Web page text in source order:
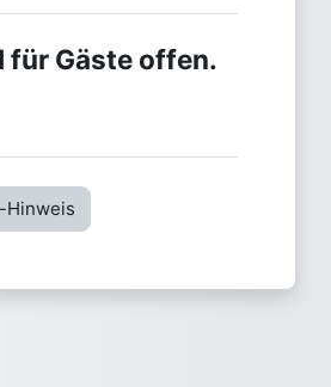
für Gäste offen.
Hinweis